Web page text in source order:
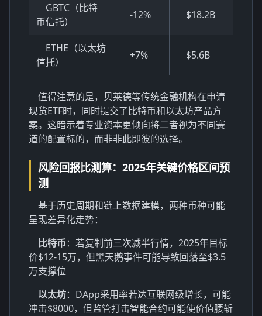
GBTC（比特
币信托）
-12% $18.2B
ETHE（以太坊
信托）
+7% $5.6B
值得注意的是，贝莱德等传统金融机构在申请
现货ETF时，同时提交了比特币和以太坊产品方
案。这暗示着专业资本更倾向将二者视为不同赛
道的配置标的，而非非此即彼的选择。
风险回报比测算：2025年关键价格区间预
测
基于历史周期和链上数据建模，两种币种可能
呈现差异化走势：
比特币：若复制前三次减半行情，2025年目标
价$12-15万，但黑天鹅事件可能导致回落至$3.5
万支撑位
以太坊：DApp采用率若达互联网级增长，可能
冲击$8000，但监管打击智能合约可能使价值腰斩